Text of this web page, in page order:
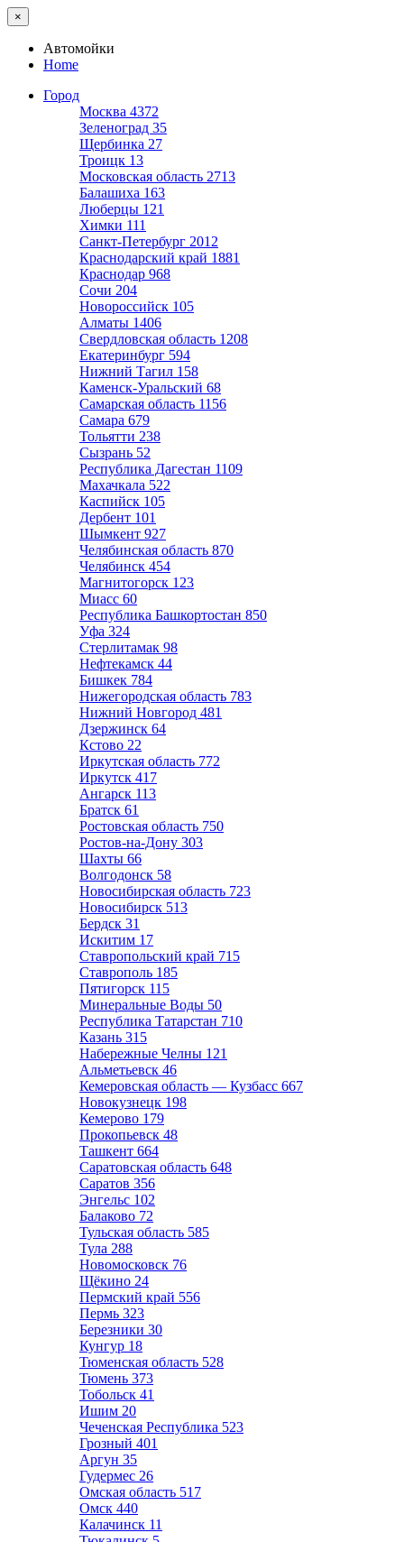
×
Автомойки
Home
Город
Москва 4372
Зеленоград 35
Щербинка 27
Троицк 13
Московская область 2713
Балашиха 163
Люберцы 121
Химки 111
Санкт-Петербург 2012
Краснодарский край 1881
Краснодар 968
Сочи 204
Новороссийск 105
Алматы 1406
Свердловская область 1208
Екатеринбург 594
Нижний Тагил 158
Каменск-Уральский 68
Самарская область 1156
Самара 679
Тольятти 238
Сызрань 52
Республика Дагестан 1109
Махачкала 522
Каспийск 105
Дербент 101
Шымкент 927
Челябинская область 870
Челябинск 454
Магнитогорск 123
Миасс 60
Республика Башкортостан 850
Уфа 324
Стерлитамак 98
Нефтекамск 44
Бишкек 784
Нижегородская область 783
Нижний Новгород 481
Дзержинск 64
Кстово 22
Иркутская область 772
Иркутск 417
Ангарск 113
Братск 61
Ростовская область 750
Ростов-на-Дону 303
Шахты 66
Волгодонск 58
Новосибирская область 723
Новосибирск 513
Бердск 31
Искитим 17
Ставропольский край 715
Ставрополь 185
Пятигорск 115
Минеральные Воды 50
Республика Татарстан 710
Казань 315
Набережные Челны 121
Альметьевск 46
Кемеровская область — Кузбасс 667
Новокузнецк 198
Кемерово 179
Прокопьевск 48
Ташкент 664
Саратовская область 648
Саратов 356
Энгельс 102
Балаково 72
Тульская область 585
Тула 288
Новомосковск 76
Щёкино 24
Пермский край 556
Пермь 323
Березники 30
Кунгур 18
Тюменская область 528
Тюмень 373
Тобольск 41
Ишим 20
Чеченская Республика 523
Грозный 401
Аргун 35
Гудермес 26
Омская область 517
Омск 440
Калачинск 11